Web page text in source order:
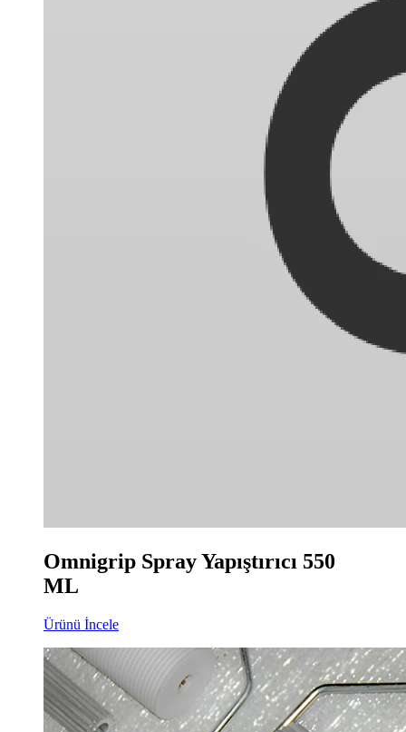
Omnigrip Spray Yapıştırıcı 550
ML
Ürünü İncele